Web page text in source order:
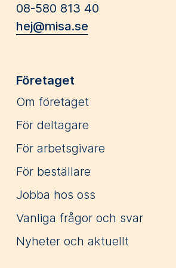
08-580 813 40
hej@misa.se
Företaget
Om företaget
För deltagare
För arbetsgivare
För beställare
Jobba hos oss
Vanliga frågor och svar
Nyheter och aktuellt